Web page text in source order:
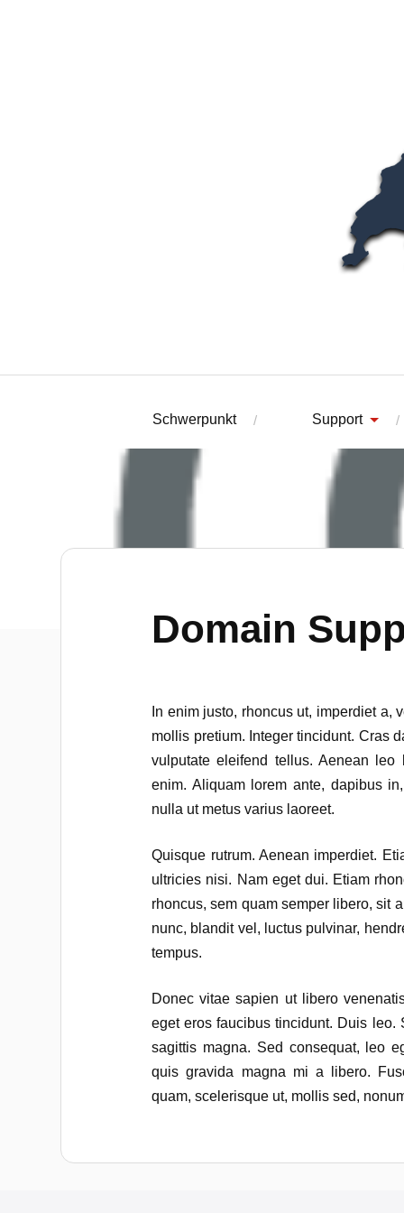
Schwerpunkt Support
Domain
In enim justo, rhoncus ut, imperdiet a,
mollis pretium. Integer tincidunt. Cras
vulputate eleifend tellus. Aenean
enim. Aliquam lorem ante, dapibus
nulla ut metus varius laoreet.
Quisque rutrum. Aenean imperdiet.
ultricies nisi. Nam eget dui. Etiam
rhoncus, sem quam semper libero, sit
nunc, blandit vel, luctus pulvinar,
tempus.
Donec vitae sapien ut libero
eget eros faucibus tincidunt. Duis
sagittis magna. Sed consequat, leo
quis gravida magna mi a libero.
quam, scelerisque ut, mollis sed,